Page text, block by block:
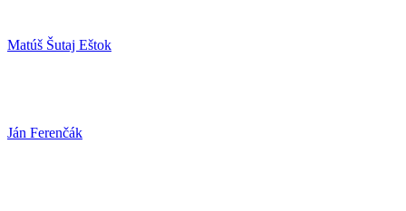
Matúš Šutaj Eštok
Ján Ferenčák